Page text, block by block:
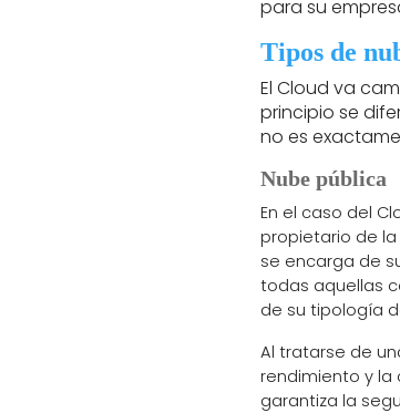
para su
Tipos de
El Cloud va
principio se
no es
Nube pública
En el caso del
propietario de
se encarga de
todas aquellas
de su tipología
Al tratarse de
rendimiento y la
garantiza la